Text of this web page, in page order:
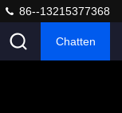
86--13215377368
Chatten